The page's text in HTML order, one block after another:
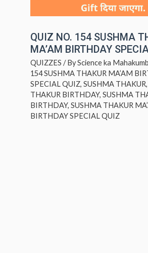
QUIZ NO. 154 SUSHMA
MA’AM BIRTHDAY
QUIZZES / ByScience ka
154 SUSHMA THAKUR MA’AM
SPECIAL QUIZ, SUSHMA THAKUR,
THAKUR BIRTHDAY, SUSHMA
BIRTHDAY, SUSHMA THAKUR
BIRTHDAY SPECIAL QUIZ